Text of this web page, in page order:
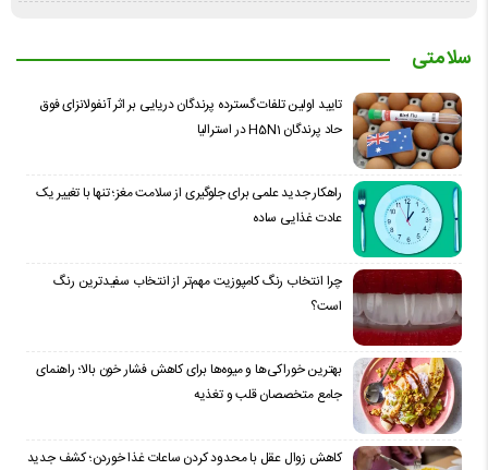
سلامتی
تایید اولین تلفات گسترده پرندگان دریایی بر اثر آنفولانزای فوق
حاد پرندگان H5N1 در استرالیا
راهکار جدید علمی برای جلوگیری از سلامت مغز؛ تنها با تغییر یک
عادت غذایی ساده
چرا انتخاب رنگ کامپوزیت مهم‌تر از انتخاب سفیدترین رنگ
است؟
بهترین خوراکی‌ها و میوه‌ها برای کاهش فشار خون بالا؛ راهنمای
جامع متخصصان قلب و تغذیه
کاهش زوال عقل با محدود کردن ساعات غذا خوردن؛ کشف جدید